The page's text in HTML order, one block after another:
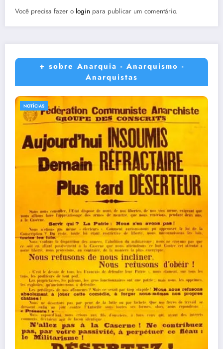
Você precisa fazer o login para publicar um comentário.
+ sobre Anarquia - Anarquismo -
Anarquistas
NOTÍCIAS